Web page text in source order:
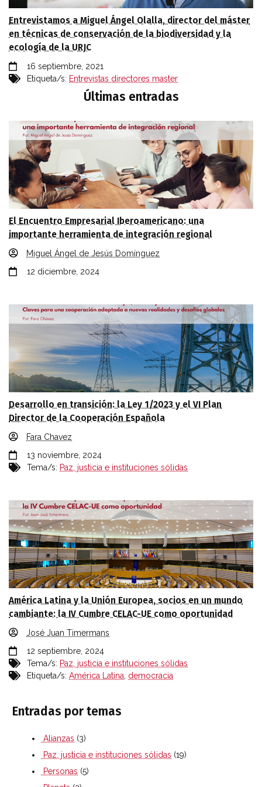
Entrevistamos a Miguel Ángel Olalla, director del máster
en técnicas de conservación de la biodiversidad y la
ecología de la URJC
16 septiembre, 2021
Etiqueta/s: Entrevistas directores master
Últimas entradas
El Encuentro Empresarial Iberoamericano: una
importante herramienta de integración regional
Miguel Ángel de Jesús Domínguez
12 diciembre, 2024
Desarrollo en transición: la Ley 1/2023 y el VI Plan
Director de la Cooperación Española
Fara Chavez
13 noviembre, 2024
Tema/s: Paz, justicia e instituciones sólidas
América Latina y la Unión Europea, socios en un mundo
cambiante: la IV Cumbre CELAC-UE como oportunidad
José Juan Timermans
12 septiembre, 2024
Tema/s: Paz, justicia e instituciones sólidas
Etiqueta/s: América Latina democracia
Entradas por temas
Alianzas (3)
Paz, justicia e instituciones sólidas (19)
Personas (5)